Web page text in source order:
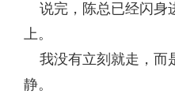
说完，陈总已经闪身
上。
我没有立刻就走，而
静。